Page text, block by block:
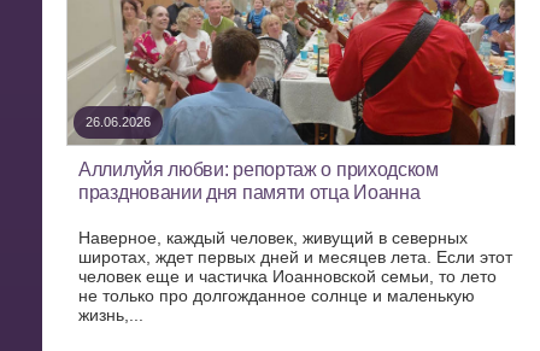
26.06.2026
Аллилуйя любви: репортаж о приходском
праздновании дня памяти отца Иоанна
Наверное, каждый человек, живущий в северных
широтах, ждет первых дней и месяцев лета. Если этот
человек еще и частичка Иоанновской семьи, то лето
не только про долгожданное солнце и маленькую
жизнь,...